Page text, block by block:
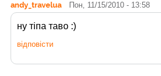
andy_travelua Пон, 11/15/2010 - 13:58
ну тіпа таво :)
відповісти